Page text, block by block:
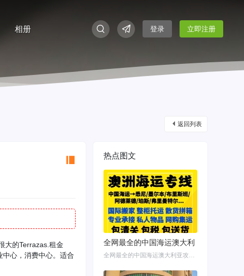
相册 登录 立即注册
返回列表
大的Terrazas.租金
中心，消费中心。适合
热点图文
全网最全的中国海运澳大利
全网最全的中国海运澳大利亚攻略！细说如何把家具转运悉尼墨尔本布里斯班 国内网购